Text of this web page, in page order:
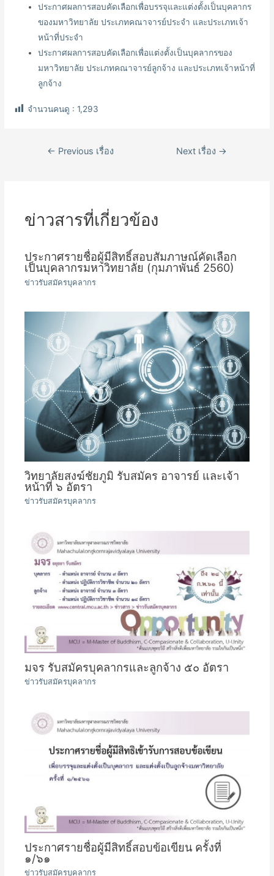
ประกาศผลการสอบคัดเลือกเพื่อบรรจุและแต่งตั้งเป็นบุคลากร
ของมหาวิทยาลัย ประเภทคณาจารย์ประจำ และประเภทเจ้า
หน้าที่ประจำ
ประกาศผลการสอบคัดเลือกเพื่อแต่งตั้งเป็นบุคลากรของ
มหาวิทยาลัย ประเภทคณาจารย์ลูกจ้าง และประเภทเจ้าหน้าที่
ลูกจ้าง
จำนวนคนดู : 1,293
← Previous เรื่อง Next เรื่อง →
ข่าวสารที่เกี่ยวข้อง
ประกาศรายชื่อผู้มีสิทธิ์สอบสัมภาษณ์คัดเลือก
เป็นบุคลากรมหาวิทยาลัย (กุมภาพันธ์ 2560)
ข่าวรับสมัครบุคลากร
วิทยาลัยสงฆ์ชัยภูมิ รับสมัคร อาจารย์ และเจ้า
หน้าที่ ๖ อัตรา
ข่าวรับสมัครบุคลากร
มจร รับสมัครบุคลากรและลูกจ้าง ๕๐ อัตรา
ข่าวรับสมัครบุคลากร
ประกาศรายชื่อผู้มีสิทธิ์สอบข้อเขียน ครั้งที่
๑/๖๑
ข่าวรับสมัครบุคลากร